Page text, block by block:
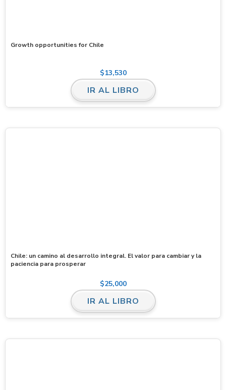
Growth opportunities for Chile
$13,530
IR AL LIBRO
Chile: un camino al desarrollo integral. El valor para cambiar y la
paciencia para prosperar
$25,000
IR AL LIBRO